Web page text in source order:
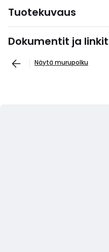
Tuotekuvaus
Dokumentit ja linkit
Näytä murupolku